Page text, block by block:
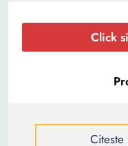
Click